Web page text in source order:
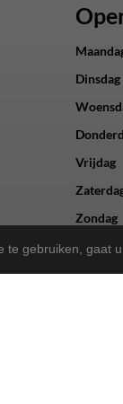
Dinsdag
Vrijdag
Zondag
te gebruiken,